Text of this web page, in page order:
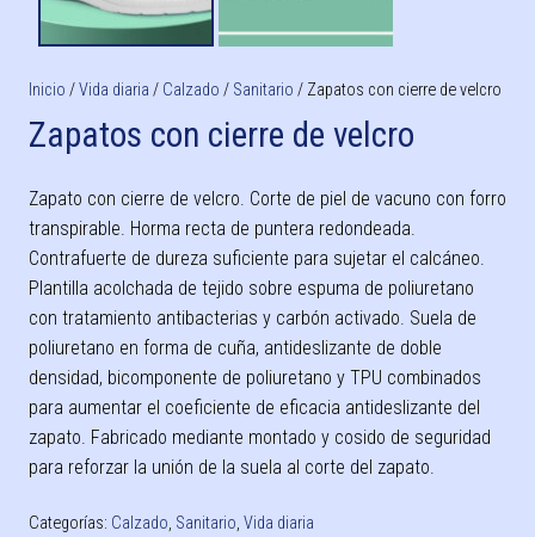
Inicio /Vida diaria / Calzado / Sanitario / Zapatos con cierre de velcro
Zapatos con cierre de velcro
Zapato con cierre de velcro. Corte de piel de vacuno con forro
transpirable. Horma recta de puntera redondeada.
Contrafuerte de dureza suficiente para sujetar el calcáneo.
Plantilla acolchada de tejido sobre espuma de poliuretano
con tratamiento antibacterias y carbón activado. Suela de
poliuretano en forma de cuña, antideslizante de doble
densidad, bicomponente de poliuretano y TPU combinados
para aumentar el coeficiente de eficacia antideslizante del
zapato. Fabricado mediante montado y cosido de seguridad
para reforzar la unión de la suela al corte del zapato.
Categorías: Calzado, Sanitario, Vida diaria